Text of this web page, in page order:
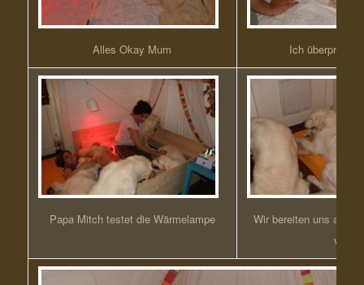
Alles Okay Mum Ich überprüf
Papa Mitch testet die Wärmelampe
Wir bereiten uns auf
vor